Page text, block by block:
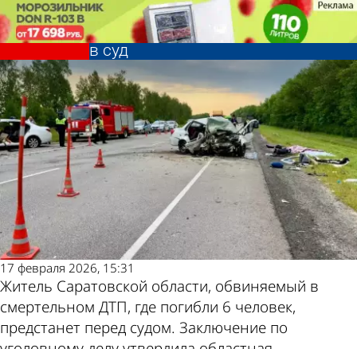
6 погибших: дело виновника ДТП
в Мокшанском районе передали
в суд
Криминал
17 февраля 2026, 15:31
Житель Саратовской области, обвиняемый в
смертельном ДТП, где погибли 6 человек,
предстанет перед судом. Заключение по
6 погибших: дело виновника ДТП
в Мокшанском районе передали
в суд
Криминал
Другие новости
по теме
Погода и курсы
валют в Пензе